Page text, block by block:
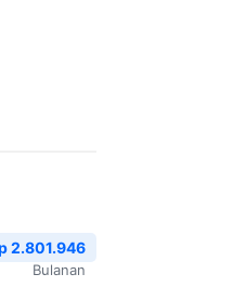
2.801.946
Bulanan